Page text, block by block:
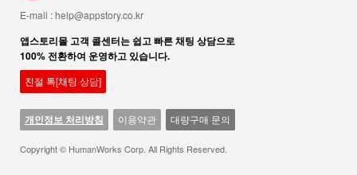
E-mail :help@appstory.co.kr
앱스토리몰 고객 콜센터는 쉽고 빠른 채팅 상담으로
100% 전환하여 운영하고 있습니다.
친절 톡[채팅 상담]
개인정보 처리방침 이용약관 대량구매 문의
Copyright © HumanWorks Corp. All Rights Reserved.